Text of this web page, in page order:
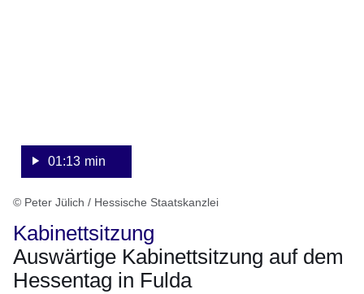
01:13 min
© Peter Jülich / Hessische Staatskanzlei
Kabinettsitzung
Auswärtige Kabinettsitzung auf dem
Hessentag in Fulda